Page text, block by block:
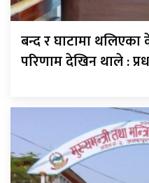
बन्द र घाटामा थलिएका
परिणाम देखिन थाले :